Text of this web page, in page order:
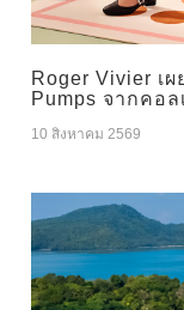
Roger Vivier เ
Pumps จากคอ
10 สิงหาคม 2569